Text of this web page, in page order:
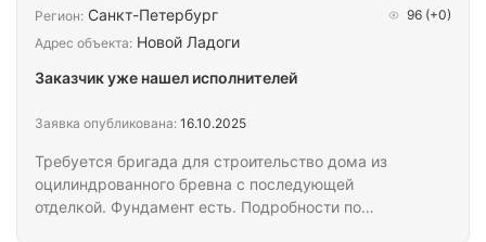
Требуется бригада для строительство дома из
оцилиндрованного бревна с последующей
отделкой. Фундамент есть. Подробности по
Регион: Санкт-Петербург 96 (+0)
Адрес объекта: Новой Ладоги
Заказчик уже нашел исполнителей
Заявка опубликована: 16.10.2025